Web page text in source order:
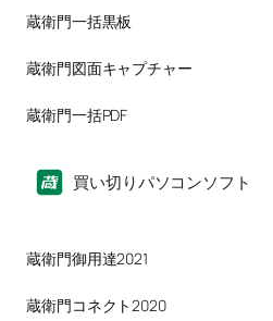
蔵衛門一括黒板
蔵衛門図面キャプチャー
蔵衛門一括PDF
買い切りパソコンソフト
蔵衛門御用達2021
蔵衛門コネクト2020